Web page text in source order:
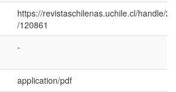
https://revistaschilenas.uchile.cl/handle/
/120861
-
application/pdf